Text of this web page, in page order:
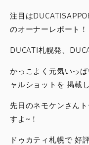
アパレル
コンフィギュレー
お支払いシミュレ
お問合せ
注目は
のオーナーレポート！
DUCATI札幌発、
かっこよく元気いっ
ャルショットを 掲載
先日のネモケンさん
すよ~！
ドゥカティ札幌で 好